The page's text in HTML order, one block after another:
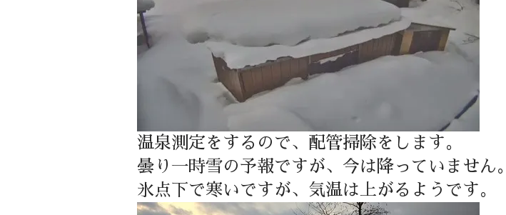
温泉測定をするので、配管掃除をします。
曇り一時雪の予報ですが、今は降っていません。
氷点下で寒いですが、気温は上がるようです。